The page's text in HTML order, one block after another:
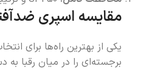
مقایسه اسپری
برجسته‌ای را در میان رقبا